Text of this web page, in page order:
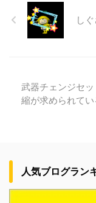
し
武器チェンジセ
縮が求められてい
人気ブログラン